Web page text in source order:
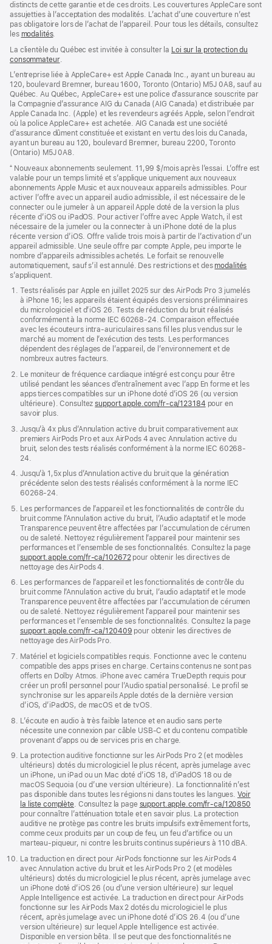
distincts de cette garantie et de ces droits. Les couvertures AppleCare sont
assujetties à l’acceptation des modalités. L’achat d’une couverture n’est
pas obligatoire lors de l’achat de l’appareil. Pour tous les détails, consultez
les modalités(s’ouvre
une
nouvelle
fenêtre)
.
La clientèle du Québec est invitée à consulter la Loi sur la protection du
consommateur(s’ouvre
une
nouvelle
fenêtre)
.
L’entreprise liée à AppleCare+ est Apple Canada Inc., ayant un bureau au
120, boulevard Bremner, bureau 1600, Toronto (Ontario) M5J 0A8, sauf au
Québec. Au Québec, AppleCare+ est une police d’assurance souscrite par
la Compagnie d’assurance AIG du Canada (AIG Canada) et distribuée par
Apple Canada Inc. (Apple) et les revendeurs agréés Apple, selon l’endroit
où la police AppleCare+ est achetée. AIG Canada est une société
d’assurance dûment constituée et existant en vertu des lois du Canada,
ayant un bureau au 120, boulevard Bremner, bureau 2200, Toronto
(Ontario) M5J 0A8.
⁺ Nouveaux abonnements seulement. 11,99 $/mois après l’essai. L’offre est
valable pour un temps limité et s’applique uniquement aux nouveaux
abonnements Apple Music et aux nouveaux appareils admissibles. Pour
activer l’offre avec un appareil audio admissible, il est nécessaire de le
connecter ou le jumeler à un appareil Apple doté de la version la plus
récente d’iOS ou iPadOS. Pour activer l’offre avec Apple Watch, il est
nécessaire de la jumeler ou la connecter à un iPhone doté de la plus
récente version d’iOS. Offre valide trois mois à partir de l’activation d’un
appareil admissible. Une seule offre par compte Apple, peu importe le
nombre d’appareils admissibles achetés. Le forfait se renouvelle
automatiquement, sauf s’il est annulé. Des restrictions et des modalités
s’appliquent.
Tests réalisés par Apple en juillet 2025 sur des AirPods Pro 3 jumelés
à iPhone 16; les appareils étaient équipés des versions préliminaires
du micrologiciel et d’iOS 26. Tests de réduction du bruit réalisés
conformément à la norme IEC 60268-24. Comparaison effectuée
avec les écouteurs intra-auriculaires sans fil les plus vendus sur le
marché au moment de l’exécution des tests. Les performances
dépendent des réglages de l’appareil, de l’environnement et de
nombreux autres facteurs.
Le moniteur de fréquence cardiaque intégré est conçu pour être
utilisé pendant les séances d’entraînement avec l’app En forme et les
apps tierces compatibles sur un iPhone doté d’iOS 26 (ou version
ultérieure). Consultezsupport.apple.com/fr-ca/123184 pour en
savoir plus.
Jusqu’à 4x plus d’Annulation active du bruit comparativement aux
premiers AirPods Pro et aux AirPods 4 avec Annulation active du
bruit, selon des tests réalisés conformément à la norme IEC 60268-
24.
Jusqu’à 1,5x plus d’Annulation active du bruit que la génération
précédente selon des tests réalisés conformément à la norme IEC
60268-24.
Les performances de l’appareil et les fonctionnalités de contrôle du
bruit comme l’Annulation active du bruit, l’Audio adaptatif et le mode
Transparence peuvent être affectées par l’accumulation de cérumen
ou de saleté. Nettoyez régulièrement l’appareil pour maintenir ses
performances et l’ensemble de ses fonctionnalités. Consultez la page
support.apple.com/fr-ca/102672pour obtenir les directives de
nettoyage des AirPods 4.
Les performances de l’appareil et les fonctionnalités de contrôle du
bruit comme l’Annulation active du bruit, l’audio adaptatif et le mode
Transparence peuvent être affectées par l’accumulation de cérumen
ou de saleté. Nettoyez régulièrement l’appareil pour maintenir ses
performances et l’ensemble de ses fonctionnalités. Consultez la page
support.apple.com/fr-ca/120409 pour obtenir les directives de
nettoyage des AirPods Pro.
Matériel et logiciels compatibles requis. Fonctionne avec le contenu
compatible des apps prises en charge. Certains contenus ne sont pas
offerts en Dolby Atmos. iPhone avec caméra TrueDepth requis pour
créer un profil personnel pour l’Audio spatial personalisé. Le profil se
synchronise sur les appareils Apple dotés de la dernière version
d’iOS, d’iPadOS, de macOS et de tvOS.
L’écoute en audio à très faible latence et en audio sans perte
nécessite une connexion par câble USB-C et du contenu compatible
provenant d’apps ou de services pris en charge.
La protection auditive fonctionne sur les AirPods Pro 2 (et modèles
ultérieurs) dotés du micrologiciel le plus récent, après jumelage avec
un iPhone, un iPad ou un Mac doté d’iOS 18, d’iPadOS 18 ou de
macOS Sequoia (ou d’une version ultérieure). La fonctionnalité n’est
pas disponible dans toutes les régions ni dans toutes les langues. Voir
la liste complète. Consultez la page support.apple.com/fr-ca/120850
pour connaître l’atténuation totale et en savoir plus. La protection
auditive ne protège pas contre les bruits impulsifs extrêmement forts,
comme ceux produits par un coup de feu, un feu d’artifice ou un
marteau-piqueur, ni contre les bruits continus supérieurs à 110 dBA.
La traduction en direct pour AirPods fonctionne sur les AirPods 4
avec Annulation active du bruit et les AirPods Pro 2 (et modèles
ultérieurs) dotés du micrologiciel le plus récent, après jumelage avec
un iPhone doté d’iOS 26 (ou d’une version ultérieure) sur lequel
Apple Intelligence est activée. La traduction en direct pour AirPods
fonctionne sur les AirPods Max 2 dotés du micrologiciel le plus
récent, après jumelage avec un iPhone doté d’iOS 26.4 (ou d’une
version ultérieure) sur lequel Apple Intelligence est activée.
Disponible en version bêta. Il se peut que des fonctionnalités ne